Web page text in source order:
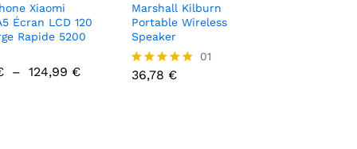
Xiaomi
Écran LCD 120
Rapide 5200
– 124,99 €Plage
Marshall Kilburn
Portable Wireless
Speaker
Note
01
36,78 €
36,78€